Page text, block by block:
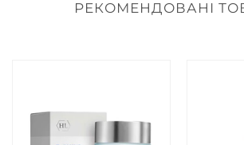
РЕКОМЕНДОВАНІ